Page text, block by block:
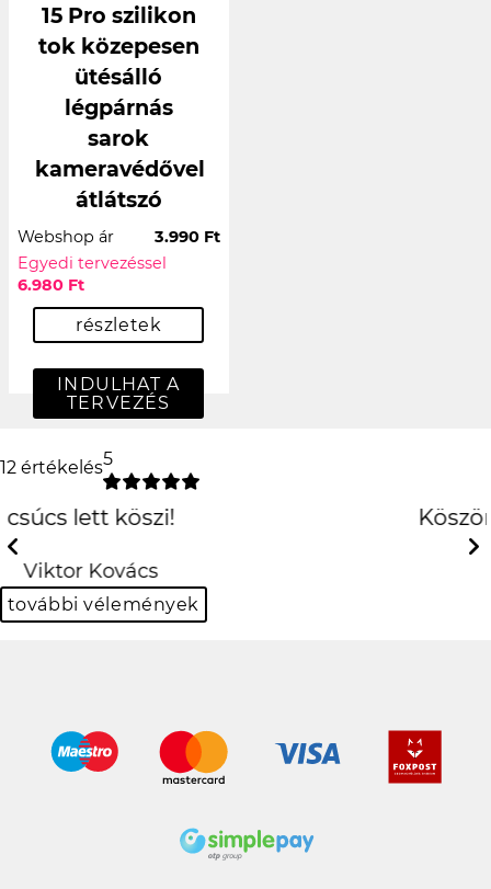
15 Pro szilikon
tok közepesen
ütésálló
légpárnás
sarok
kameravédővel
átlátszó
Webshop ár
3.990 Ft
Egyedi tervezéssel
6.980 Ft
részletek
INDULHAT A
TERVEZÉS
12 értékelés5
Köszönöm szépen király
Balázs Halász
Previous
további vélemények